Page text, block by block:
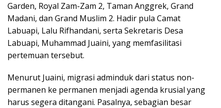
Garden, Royal Zam-Zam 2, Taman Anggrek, Grand
Madani, dan Grand Muslim 2. Hadir pula Camat
Labuapi, Lalu Rifhandani, serta Sekretaris Desa
Labuapi, Muhammad Juaini, yang memfasilitasi
pertemuan tersebut.
Menurut Juaini, migrasi adminduk dari status non-
permanen ke permanen menjadi agenda krusial yang
harus segera ditangani. Pasalnya, sebagian besar